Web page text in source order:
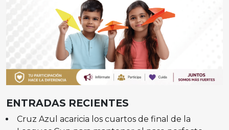
ENTRADAS RECIENTES
Cruz Azul acaricia los cuartos de final de la